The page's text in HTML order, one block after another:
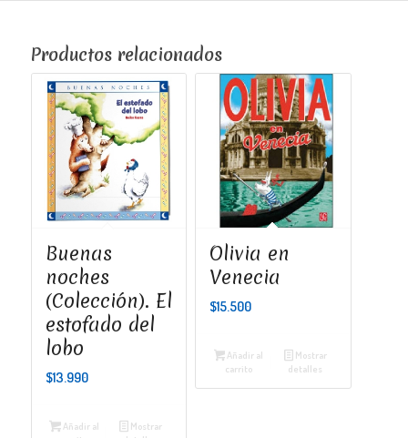
Productos relacionados
Buenas
noches
(Colección). El
estofado del
lobo
$13.990
Añadir al
Mostrar
Olivia en
Venecia
$15.500
Añadir al
carrito
Mostrar
detalles